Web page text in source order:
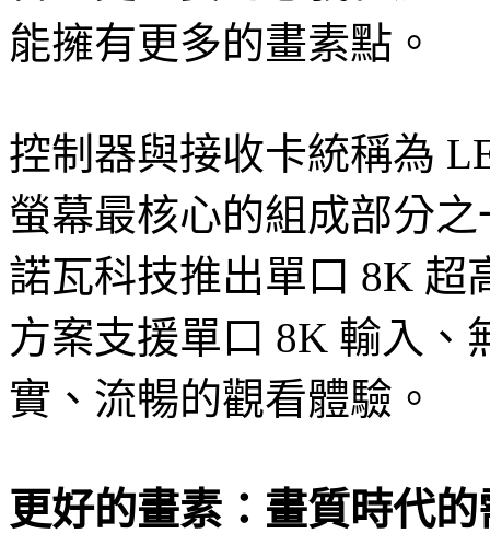
能擁有更多的畫素點。
控制器與接收卡統稱為
螢幕最核心的組成部分
諾瓦科技推出單口 8K 超
方案支援單口 8K 輸入、
實、流暢的觀看體驗。
更好的畫素：畫質時代的